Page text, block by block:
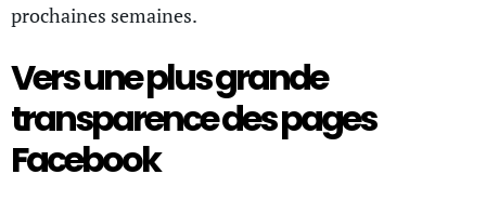
prochaines semaines.
Vers une plus grande
transparence des pages
Facebook